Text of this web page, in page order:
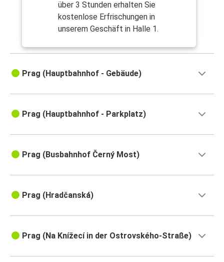
über 3 Stunden erhalten Sie
kostenlose Erfrischungen in
unserem Geschäft in Halle 1.
Prag (Hauptbahnhof - Gebäude)
Prag (Hauptbahnhof - Parkplatz)
Prag (Busbahnhof Černý Most)
Prag (Hradčanská)
Prag (Na Knížecí in der Ostrovského-Straße)